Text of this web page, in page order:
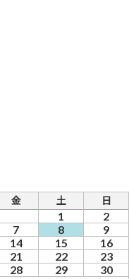
金 土 日
1
2
7 8
9
14 15
16
21 22
23
28 29
30